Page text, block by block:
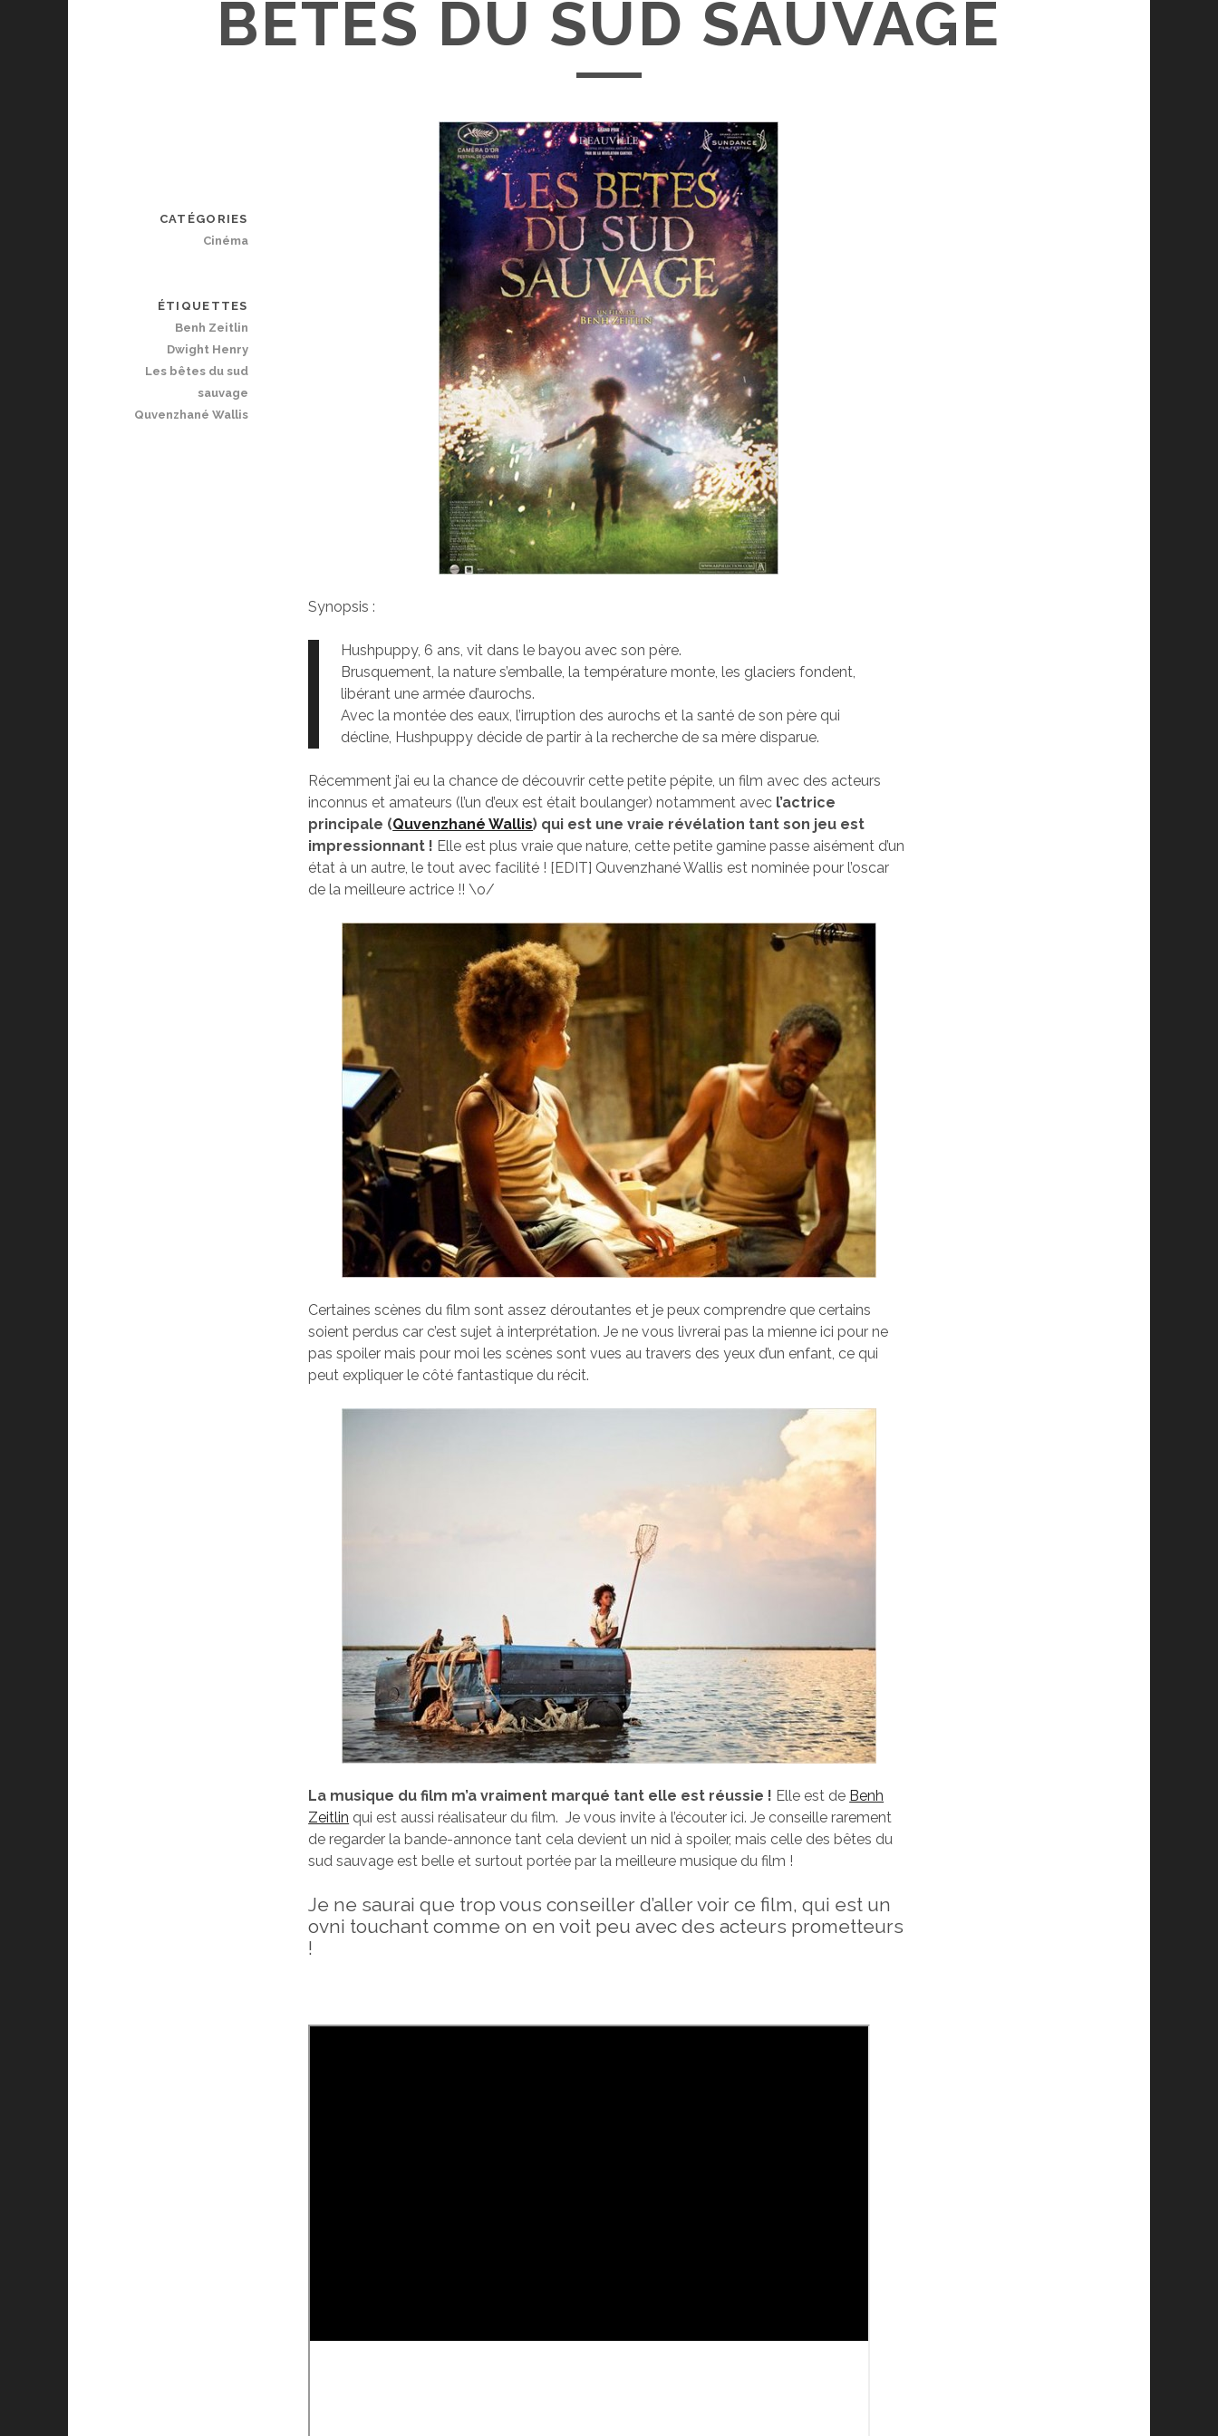
BÊTES DU SUD SAUVAGE
Synopsis :
Hushpuppy, 6 ans, vit dans le bayou avec son père.
Brusquement, la nature s’emballe, la température monte, les glaciers fondent,
libérant une armée d’aurochs.
Avec la montée des eaux, l’irruption des aurochs et la santé de son père qui
décline, Hushpuppy décide de partir à la recherche de sa mère disparue.
Récemment j’ai eu la chance de découvrir cette petite pépite, un film avec des acteurs
inconnus et amateurs (l’un d’eux est était boulanger) notamment avec l’actrice
principale (Quvenzhané Wallis) qui est une vraie révélation tant son jeu est
impressionnant ! Elle est plus vraie que nature, cette petite gamine passe aisément d’un
état à un autre, le tout avec facilité ! [EDIT] Quvenzhané Wallis est nominée pour l’oscar
de la meilleure actrice !! \o/
Certaines scènes du film sont assez déroutantes et je peux comprendre que certains
soient perdus car c’est sujet à interprétation. Je ne vous livrerai pas la mienne ici pour ne
pas spoiler mais pour moi les scènes sont vues au travers des yeux d’un enfant, ce qui
peut expliquer le côté fantastique du récit.
La musique du film m’a vraiment marqué tant elle est réussie ! Elle est de Benh
Zeitlin qui est aussi réalisateur du film. Je vous invite à l’écouter ici. Je conseille rarement
de regarder la bande-annonce tant cela devient un nid à spoiler, mais celle des bêtes du
sud sauvage est belle et surtout portée par la meilleure musique du film !
Je ne saurai que trop vous conseiller d’aller voir ce film, qui est un
ovni touchant comme on en voit peu avec des acteurs prometteurs
!
CATÉGORIES
Cinéma
ÉTIQUETTES
Benh Zeitlin
Dwight Henry
Les bêtes du sud
sauvage
Quvenzhané Wallis